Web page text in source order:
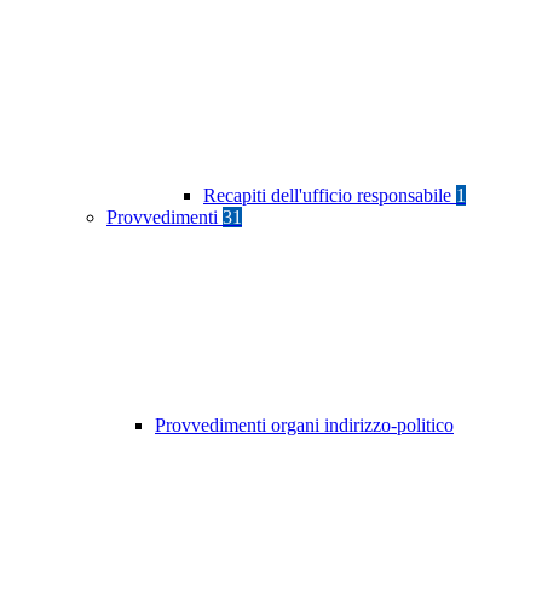
Recapiti dell'ufficio responsabile 1
Provvedimenti 31
Provvedimenti organi indirizzo-politico